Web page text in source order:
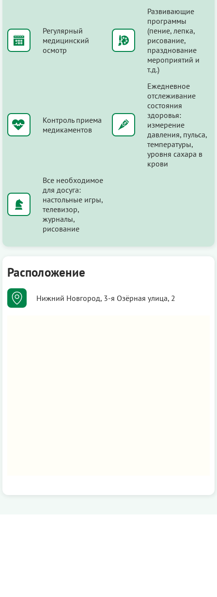
Регулярный
медицинский
осмотр
Развивающие
программы
(пение, лепка,
рисование,
празднование
мероприятий и
т.д.)
Контроль приема
медикаментов
Ежедневное
отслеживание
состояния
здоровья:
измерение
давления, пульса,
температуры,
уровня сахара в
крови
Все необходимое
для досуга:
настольные игры,
телевизор,
журналы,
рисование
Расположение
Нижний Новгород, 3-я Озёрная улица, 2